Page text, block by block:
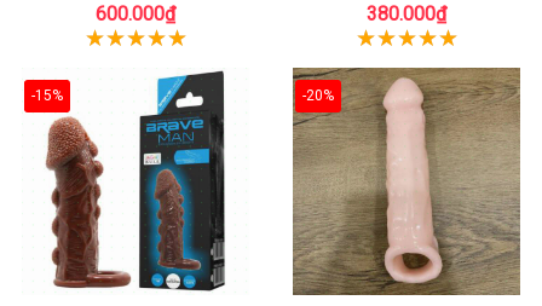
600.000₫ 380.000₫
-15% -20%